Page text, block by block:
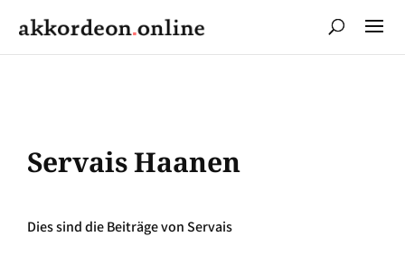
Servais Haanen
Dies sind die Beiträge von Servais